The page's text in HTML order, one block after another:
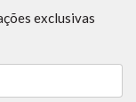
exclusivas